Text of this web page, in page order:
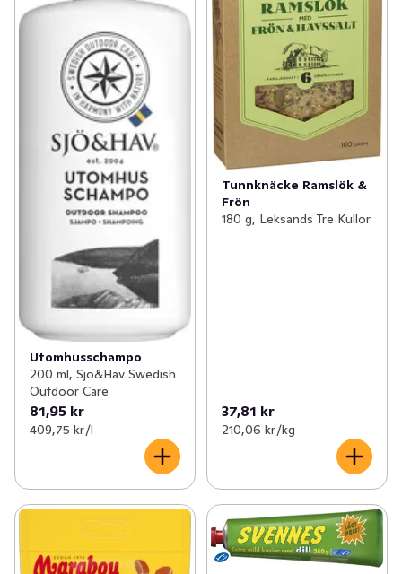
Utomhusschampo
200 ml, Sjö&Hav Swedish
Outdoor Care
81,95 kr
409,75 kr /l
Tunnknäcke Ramslök &
Frön
180 g, Leksands Tre Kullor
37,81 kr
210,06 kr /kg